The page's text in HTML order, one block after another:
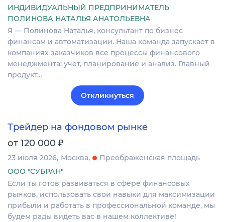
ИНДИВИДУАЛЬНЫЙ ПРЕДПРИНИМАТЕЛЬ
ПОЛИНОВА НАТАЛЬЯ АНАТОЛЬЕВНА
Я — Полинова Наталья, консультант по бизнес
финансам и автоматизации. Наша команда запускает в
компаниях заказчиков все процессы финансового
менеджмента: учет, планирование и анализ. Главный
продукт…
Откликнуться
Трейдер на фондовом рынке
от 120 000 ₽
23 июля 2026 Москва
Преображенская площадь
ООО "СУБРАН"
Если ты готов развиваться в сфере финансовых
рынков, использовать свои навыки для максимизации
прибыли и работать в профессиональной команде, мы
будем рады видеть вас в нашем коллективе!